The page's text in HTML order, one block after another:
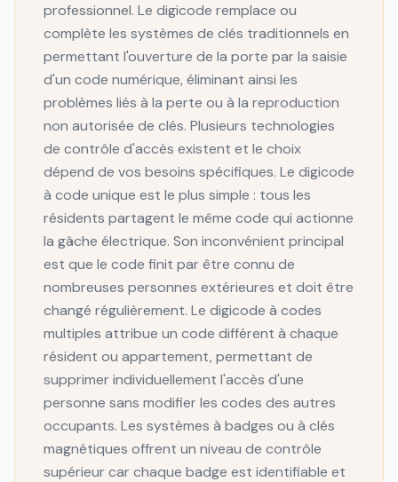
professionnel. Le digicode remplace ou
complète les systèmes de clés traditionnels en
permettant l'ouverture de la porte par la saisie
d'un code numérique, éliminant ainsi les
problèmes liés à la perte ou à la reproduction
non autorisée de clés. Plusieurs technologies
de contrôle d'accès existent et le choix
dépend de vos besoins spécifiques. Le digicode
à code unique est le plus simple : tous les
résidents partagent le même code qui actionne
la gâche électrique. Son inconvénient principal
est que le code finit par être connu de
nombreuses personnes extérieures et doit être
changé régulièrement. Le digicode à codes
multiples attribue un code différent à chaque
résident ou appartement, permettant de
supprimer individuellement l'accès d'une
personne sans modifier les codes des autres
occupants. Les systèmes à badges ou à clés
magnétiques offrent un niveau de contrôle
supérieur car chaque badge est identifiable et